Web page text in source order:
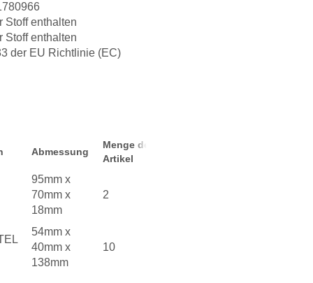
Stoff enthalten
Stoff enthalten
der EU Richtlinie (EC)
Abmessung
Menge der
Artikel
95mm x
70mm x
18mm
2
54mm x
40mm x
138mm
10